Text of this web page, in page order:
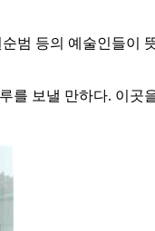
범 등의 예술인들이
를 보낼 만하다. 이곳